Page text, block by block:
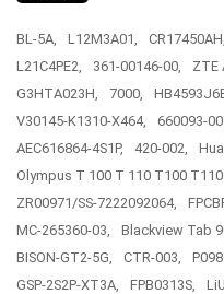
BL-5A, L12M3A01, CR17450AH,
L21C4PE2,
361-00146-00, ZTE
G3HTA023H,
7000,
V30145-K1310-X464,
660093-
AEC616864-4S1P,
420-002,
Olympus T 100 T 110 T100 T110
ZR00971/SS-7222092064,
MC-265360-03,
Blackview Tab
BISON-GT2-5G,
CTR-003,
GSP-2S2P-XT3A,
FPB0313S,